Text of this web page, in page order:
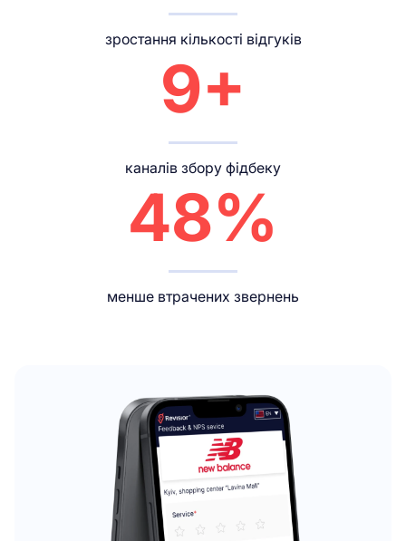
зростання кількості відгуків
9+
каналів збору фідбеку
48%
менше втрачених звернень